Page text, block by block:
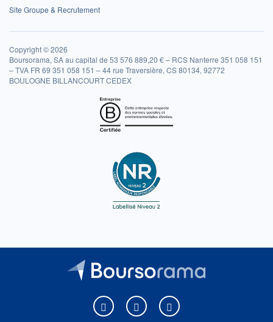
Site Groupe & Recrutement
Copyright © 2026
Boursorama, SA au capital de 53 576 889,20 € – RCS Nanterre 351 058 151
– TVA FR 69 351 058 151 – 44 rue Traversière, CS 80134, 92772
BOULOGNE BILLANCOURT CEDEX
Boursorama sur Facebook
Boursorama sur XBoursorama sur